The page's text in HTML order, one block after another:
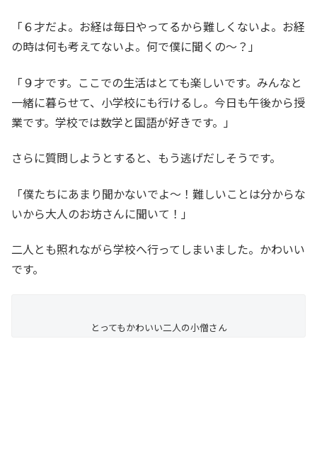
「６才だよ。お経は毎日やってるから難しくないよ。お経
の時は何も考えてないよ。何で僕に聞くの～？」
「９才です。ここでの生活はとても楽しいです。みんなと
一緒に暮らせて、小学校にも行けるし。今日も午後から授
業です。学校では数学と国語が好きです。」
さらに質問しようとすると、もう逃げだしそうです。
「僕たちにあまり聞かないでよ～！難しいことは分からな
いから大人のお坊さんに聞いて！」
二人とも照れながら学校へ行ってしまいました。かわいい
です。
とってもかわいい二人の小僧さん